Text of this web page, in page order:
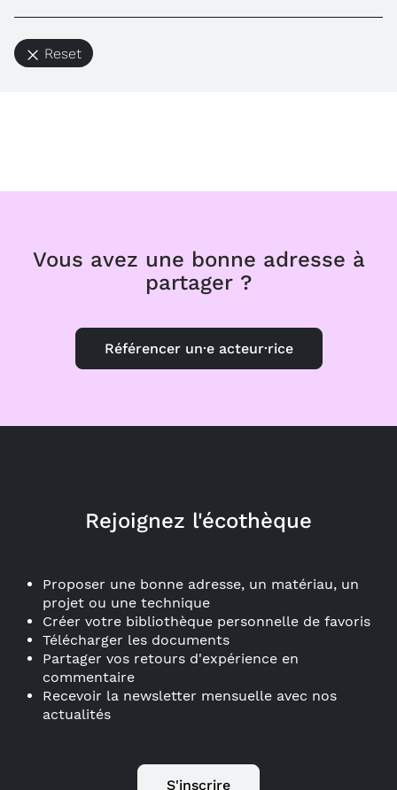
Reset
Vous avez une bonne adresse à
partager ?
Référencer un·e acteur·rice
Rejoignez l'écothèque
Proposer une bonne adresse, un matériau, un
projet ou une technique
Créer votre bibliothèque personnelle de favoris
Télécharger les documents
Partager vos retours d'expérience en
commentaire
Recevoir la newsletter mensuelle avec nos
actualités
S'inscrire